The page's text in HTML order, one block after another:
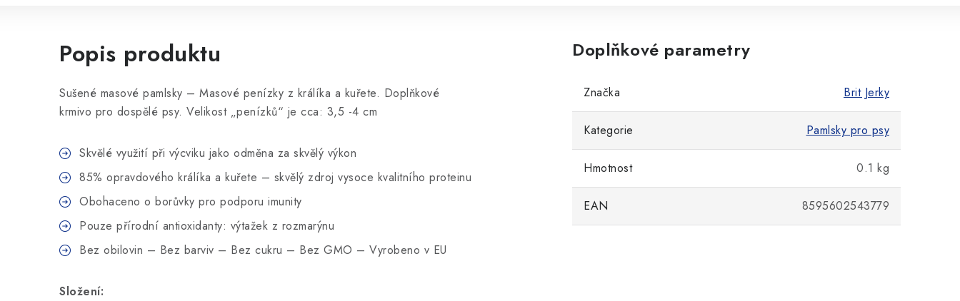
Popis produktu
Sušené masové pamlsky – Masové penízky z králíka a kuřete. Doplňkové
krmivo pro dospělé psy. Velikost „penízků“ je cca: 3,5 -4 cm
Skvělé využití při výcviku jako odměna za skvělý výkon
85% opravdového králíka a kuřete – skvělý zdroj vysoce kvalitního proteinu
Obohaceno o borůvky pro podporu imunity
Pouze přírodní antioxidanty: výtažek z rozmarýnu
Bez obilovin – Bez barviv – Bez cukru – Bez GMO – Vyrobeno v EU
Složení:
Doplňkové parametry
Značka Brit Jerky
Kategorie Pamlsky pro psy
Hmotnost 0.1 kg
EAN 8595602543779